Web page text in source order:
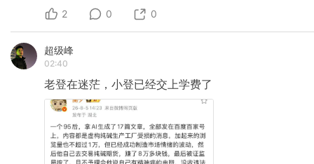
这件事，因为在本土落地 FDE 需要解决很多难
2 0 0
超级峰
02:40
老登在迷茫，小登已经交上学费了